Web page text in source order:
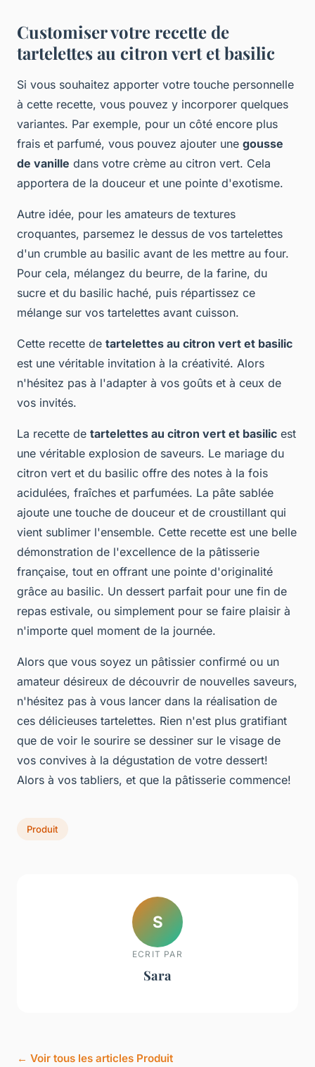
Customiser votre recette de
tartelettes au citron vert et basilic
Si vous souhaitez apporter votre touche personnelle
à cette recette, vous pouvez y incorporer quelques
variantes. Par exemple, pour un côté encore plus
frais et parfumé, vous pouvez ajouter une gousse
de vanille dans votre crème au citron vert. Cela
apportera de la douceur et une pointe d'exotisme.
Autre idée, pour les amateurs de textures
croquantes, parsemez le dessus de vos tartelettes
d'un crumble au basilic avant de les mettre au four.
Pour cela, mélangez du beurre, de la farine, du
sucre et du basilic haché, puis répartissez ce
mélange sur vos tartelettes avant cuisson.
Cette recette de tartelettes au citron vert et basilic
est une véritable invitation à la créativité. Alors
n'hésitez pas à l'adapter à vos goûts et à ceux de
vos invités.
La recette de tartelettes au citron vert et basilic est
une véritable explosion de saveurs. Le mariage du
citron vert et du basilic offre des notes à la fois
acidulées, fraîches et parfumées. La pâte sablée
ajoute une touche de douceur et de croustillant qui
vient sublimer l'ensemble. Cette recette est une belle
démonstration de l'excellence de la pâtisserie
française, tout en offrant une pointe d'originalité
grâce au basilic. Un dessert parfait pour une fin de
repas estivale, ou simplement pour se faire plaisir à
n'importe quel moment de la journée.
Alors que vous soyez un pâtissier confirmé ou un
amateur désireux de découvrir de nouvelles saveurs,
n'hésitez pas à vous lancer dans la réalisation de
ces délicieuses tartelettes. Rien n'est plus gratifiant
que de voir le sourire se dessiner sur le visage de
vos convives à la dégustation de votre dessert!
Alors à vos tabliers, et que la pâtisserie commence!
Produit
S
ECRIT PAR
Sara
← Voir tous les articles Produit